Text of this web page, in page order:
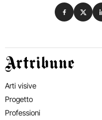
Condividi
Artribune
Arti visive
Progetto
Professioni